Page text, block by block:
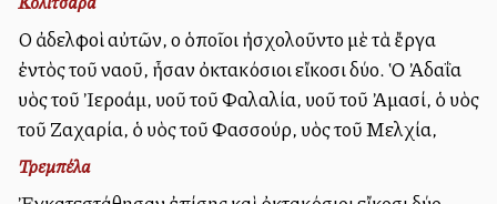
Οἱ ἀδελφοὶ αὐτῶν, οἱ ὁποῖοι ἠσχολοῦντο μὲ τὰ ἔργα
ἐντὸς τοῦ ναοῦ, ἦσαν ὀκτακόσιοι εἴκοσι δύο. Ὁ Ἀδαΐα
υἱὸς τοῦ Ἰεροάμ, υἱοῦ τοῦ Φαλαλία, υἱοῦ τοῦ Ἀμασί, ὁ υἱὸς
τοῦ Ζαχαρία, ὁ υἱὸς τοῦ Φασσούρ, υἱὸς τοῦ Μελχία,
Τρεμπέλα